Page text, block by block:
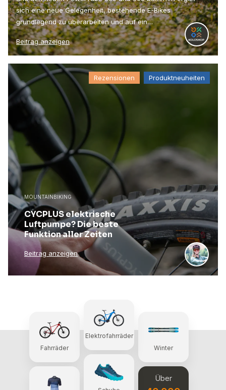
sich eine neue Gelegenheit, bestehende E-Bikes
grundlegend zu überarbeiten und auf ein…
Beitrag anzeigen
Rezensionen Produktneuheiten
MOUNTAINBIKING
CYCPLUS elektrische
Luftpumpe? Die beste
Funktion aller Zeiten
Beitrag anzeigen
Fahrräder
Elektrofahrräder
Winter
Über